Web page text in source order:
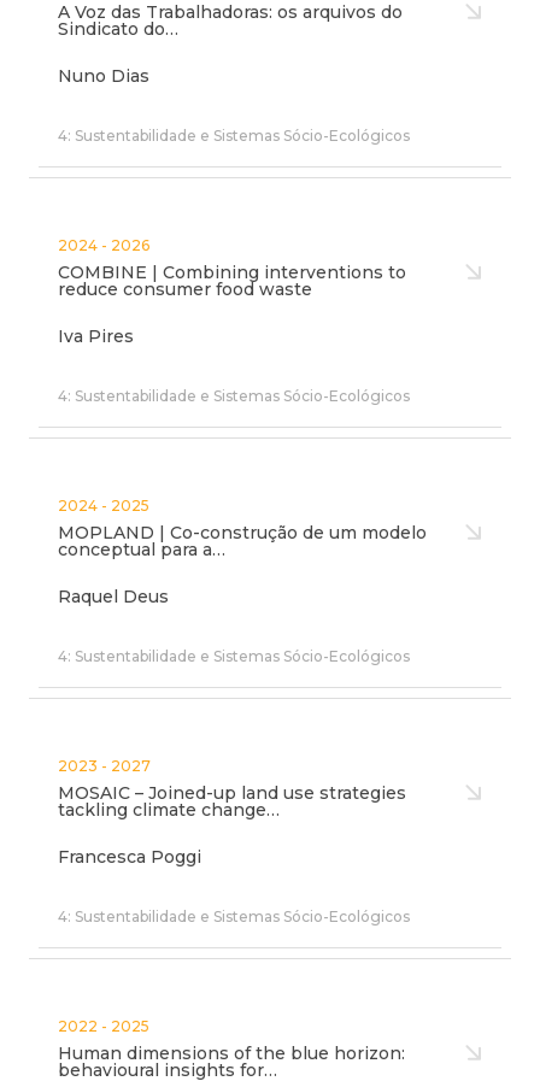
A Voz das Trabalhadoras: os arquivos do
Sindicato do…
Nuno Dias
4: Sustentabilidade e Sistemas Sócio-Ecológicos
2024 - 2026
COMBINE | Combining interventions to
reduce consumer food waste
Iva Pires
4: Sustentabilidade e Sistemas Sócio-Ecológicos
2024 - 2025
MOPLAND | Co-construção de um modelo
conceptual para a…
Raquel Deus
4: Sustentabilidade e Sistemas Sócio-Ecológicos
2023 - 2027
MOSAIC – Joined-up land use strategies
tackling climate change…
Francesca Poggi
4: Sustentabilidade e Sistemas Sócio-Ecológicos
2022 - 2025
Human dimensions of the blue horizon:
behavioural insights for…